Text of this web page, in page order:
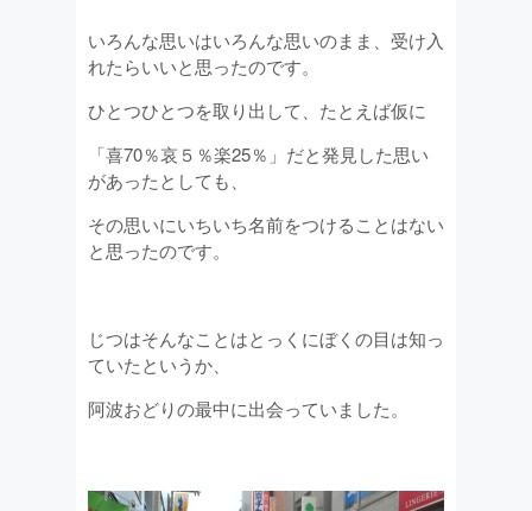
いろんな思いはいろんな思いのまま、受け入
れたらいいと思ったのです。
ひとつひとつを取り出して、たとえば仮に
「喜70％哀５％楽25％」だと発見した思い
があったとしても、
その思いにいちいち名前をつけることはない
と思ったのです。
じつはそんなことはとっくにぼくの目は知っ
ていたというか、
阿波おどりの最中に出会っていました。